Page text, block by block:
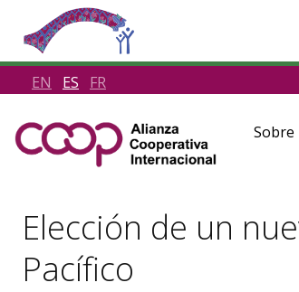
EN ES FR
Sobre
Elección de un
Pacífico